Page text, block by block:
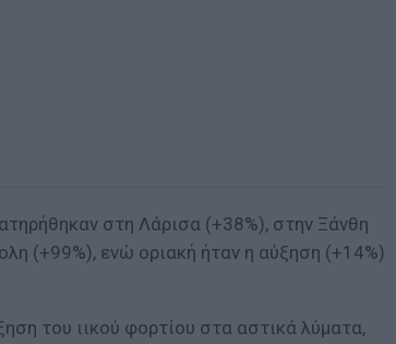
στη Λάρισα (+38%), στην Ξάνθη
(+99%), ενώ οριακή ήταν η αύξηση (+14%)
του ιικού φορτίου στα αστικά λύματα,